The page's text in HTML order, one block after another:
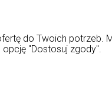
zamówienia
Polityka
do Twoich potrzeb.
"Dostosuj zgody".